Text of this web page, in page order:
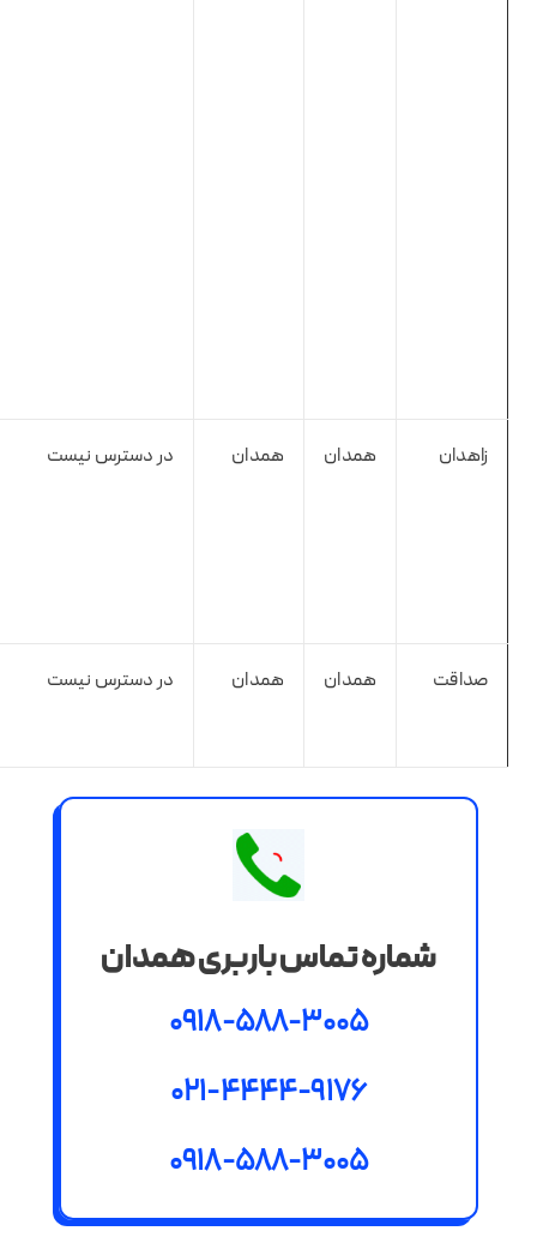
زاهدان همدان همدان در دسترس نیست
صداقت همدان همدان در دسترس نیست
شماره تماس باربری همدان
0918-588-3005
021-4444-9176
0918-588-3005